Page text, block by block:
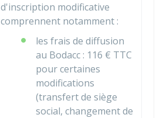
d'inscription modificative
comprennent notamment :
les frais de diffusion
au Bodacc : 116 € TTC
pour certaines
modifications
(transfert de siège
social, changement de